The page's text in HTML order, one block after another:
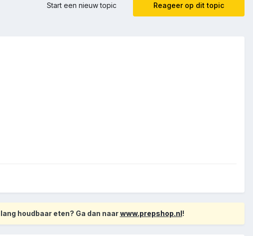
Reageer op dit topic
Start een nieuw topic
houdbaar eten? Ga dan naarwww.prepshop.nl!